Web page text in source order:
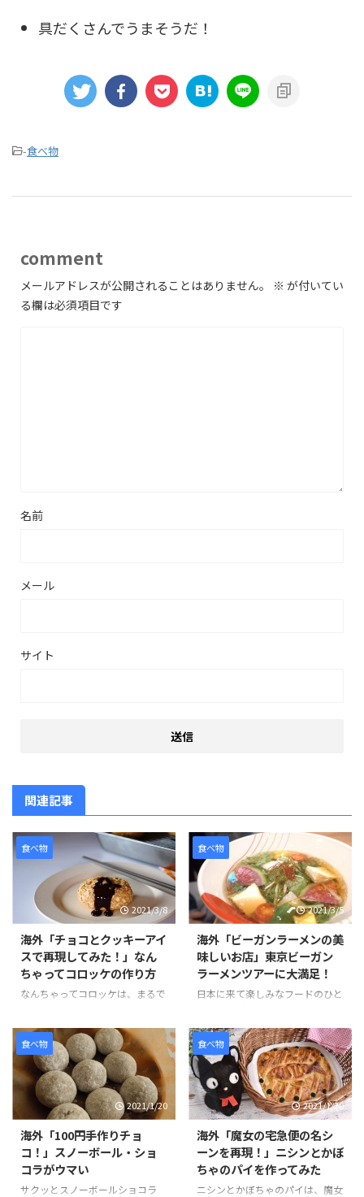
具だくさんでうまそうだ！
-食べ物
comment
メールアドレスが公開されることはありません。 ※ が付いてい
る欄は必須項目です
名前
メール
サイト
関連記事
食べ物
2021/3/8
海外「チョコとクッキーアイ
スで再現してみた！」なん
ちゃってコロッケの作り方
なんちゃってコロッケは、まるで
ロッケにはクッキーアイスクリー
ム、ソースにはチョコレートをか
けてた見た目にもそっくりなスイ
ーツです。 作り方は、簡単でお
好みのクッキーを砕きアイスとよ
く混ぜます。コーンフレークも同
様に砕いて、パン粉を付ける要領
でまぶし、揚げる前のコロッケの
ように形を整えていきます。 冷蔵
庫で1時間半ほど冷やし固めて、
最後にチョコレートをソースのよ
食べ物
2021/3/5
海外「ビーガンラーメンの美
味しいお店」東京ビーガン
ラーメンツアーに大満足！
日本に来て楽しみなフードのひと
本のラーメンは世界的に人気のあ
る食べ物です。そんな観光客のニ
ーズに応える形で、ビーガンやグ
ルテンフリーのラーメンを提供し
ているお店が東京でも少しずつ増
えています。 その中でも特にお気
に入りのお店は、東京ラーメンス
トリートの「ソラノイロ」と、渋
谷の「真武咲弥（しんぶさき
や）」です。 ラーメンは見た目
が変わらないため食べるまで少し
食べ物
2021/1/20
海外「100円手作りチョ
コ！」スノーボール・ショ
コラがウマい
サクッとスノーボールショコラ
食べ物
2021/1/20
海外「魔女の宅急便の名シ
ーンを再現！」ニシンとかぼ
ちゃのパイを作ってみた
ニシンとかぼちゃのパイは、魔女